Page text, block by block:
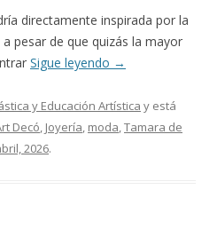
directamente inspirada por la
a pesar de que quizás la mayor
Sigue leyendo →
y Educación Artística y está
Decó, Joyería, moda,Tamara de
2026.